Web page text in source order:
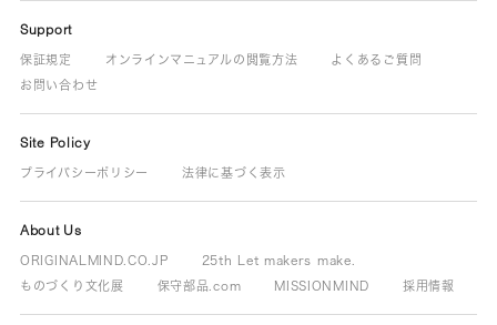
Support
保証規定 オンラインマニュアルの閲覧方法
よくあるご質問
お問い合わせ
Site Policy
プライバシーポリシー 法律に基づく表示
About Us
ORIGINALMIND.CO.JP
25th Let makers make.
ものづくり文化展
保守部品.com MISSIONMIND 採用情報